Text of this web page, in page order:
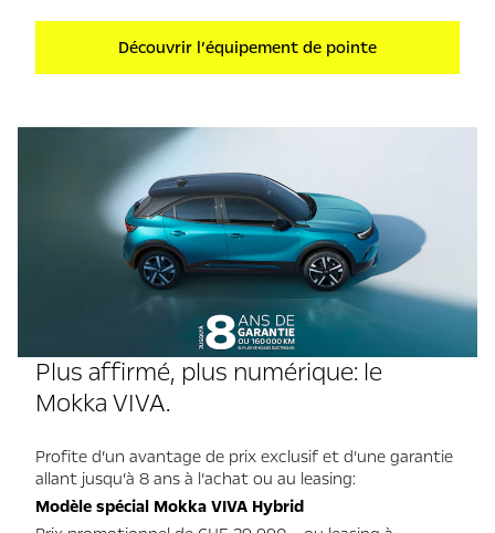
Découvrir l’équipement de pointe
Plus affirmé, plus numérique: le
Mokka VIVA.
Profite d’un avantage de prix exclusif et d’une garantie
allant jusqu’à 8 ans à l’achat ou au leasing:
Modèle spécial Mokka VIVA Hybrid